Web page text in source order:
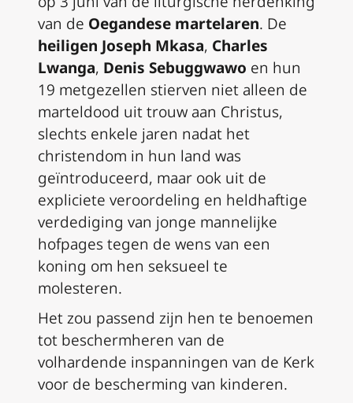
van de Oegandese martelaren. De
heiligen Joseph Mkasa, Charles
Lwanga, Denis Sebuggwawo en hun
19 metgezellen stierven niet alleen de
marteldood uit trouw aan Christus,
slechts enkele jaren nadat het
christendom in hun land was
geïntroduceerd, maar ook uit de
expliciete veroordeling en heldhaftige
verdediging van jonge mannelijke
hofpages tegen de wens van een
koning om hen seksueel te
molesteren.
Het zou passend zijn hen te benoemen
tot beschermheren van de
volhardende inspanningen van de Kerk
voor de bescherming van kinderen.